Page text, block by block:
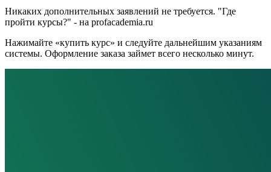
Никаких дополнительных заявлений не требуется. "Где
пройти курсы?" - на profacademia.ru
Нажимайте «купить курс» и следуйте дальнейшим указаниям
системы. Оформление заказа займет всего несколько минут.